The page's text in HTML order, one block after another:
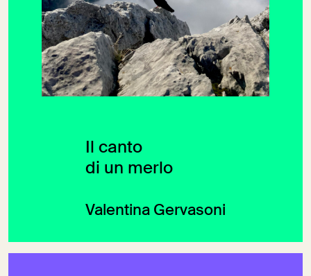
Il canto
di un merlo
Valentina Gervasoni